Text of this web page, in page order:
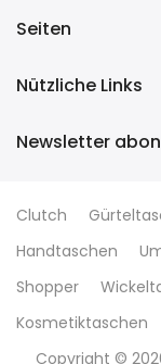
Seiten
Nützliche Links
Newsletter
Clutch
Handtaschen
Shopper
Kosmetiktaschen
Copyright ©